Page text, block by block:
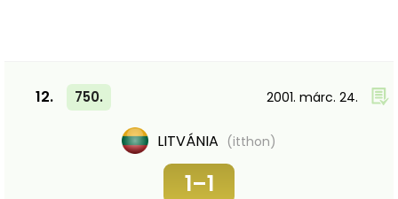
12. 750. 2001. márc. 24.
LITVÁNIA (itthon)
1–1